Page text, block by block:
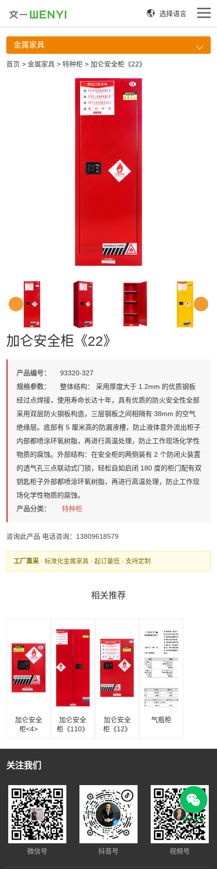
选择语言
金属家具
首页 >金属家具 >特种柜 > 加仑安全柜《22》
加仑安全柜《22》
产品编号：
93320-327
规格参数：
整体结构： 采用厚度大于 1.2mm 的优质钢板
经过点焊接，使用寿命长达十年，具有优质的防火安全性全部
采用双层防火钢板构造，三层钢板之间相隔有 38mm 的空气
绝缘层。底部有 5 厘米高的防漏液槽，防止液体意外流出柜子
内部都喷涂环氧树脂，再进行高温处理，防止工作现场化学性
物质的腐蚀。外部结构：在安全柜的两侧装有 2 个防闭火装置
的透气孔三点联动式门锁，轻松自如启闭 180 度的柜门配有双
钥匙柜子外部都喷涂环氧树脂，再进行高温处理，防止工作现
场化学性物质的腐蚀。
产品分类：
特种柜
咨询此产品 电话咨询：13809618579
工厂直采 · 标准化金属家具 · 起订量低 · 支持定制
相关推荐
加仑安全
柜<4>
加仑安全
柜《110》
加仑安全
柜《12》
气瓶柜
关注我们
微信号 抖音号 视频号
微信咨询